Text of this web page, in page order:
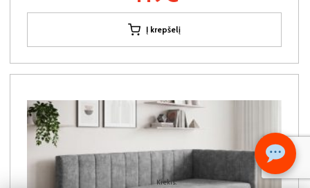
Kiekis:
Į krepšelį